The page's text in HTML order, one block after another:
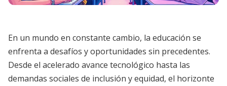
En un mundo en constante cambio, la educación se
enfrenta a desafíos y oportunidades sin precedentes.
Desde el acelerado avance tecnológico hasta las
demandas sociales de inclusión y equidad, el horizonte